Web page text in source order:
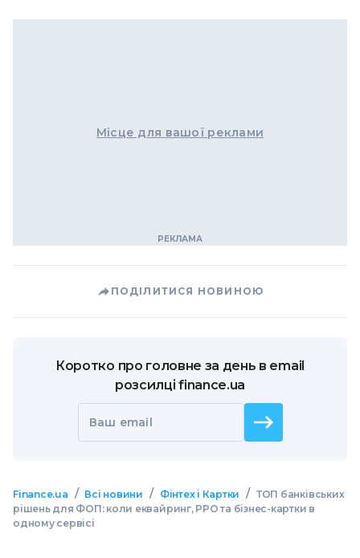
Місце для вашої реклами
ПОДІЛИТИСЯ НОВИНОЮ
Коротко про головне за день в email
розсилці finance.ua
Ваш email
Finance.ua / Всі новини / Фінтех і Картки / ТОП банківських
рішень для ФОП: коли еквайринг, РРО та бізнес-картки в
одному сервісі